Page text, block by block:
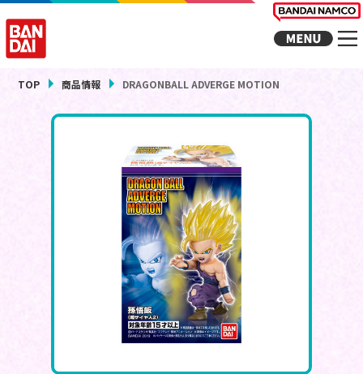
TOP 商品情報 DRAGONBALL ADVERGE MOTION